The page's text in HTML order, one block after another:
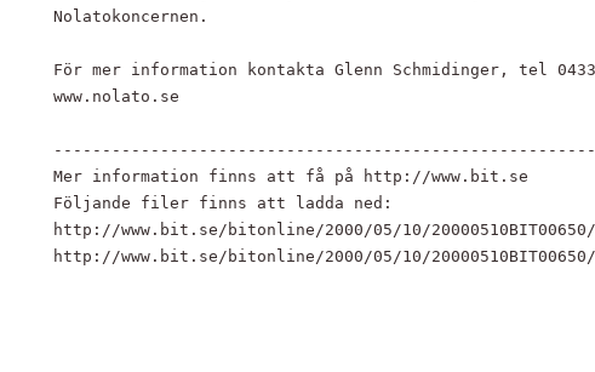
Nolatokoncernen.
För mer information kontakta Glenn Schmidinger, tel
www.nolato.se
Mer information finns att få på http://www.bit.se
Följande filer finns att ladda ned:
http://www.bit.se/bitonline/2000/05/10/
http://www.bit.se/bitonline/2000/05/10/